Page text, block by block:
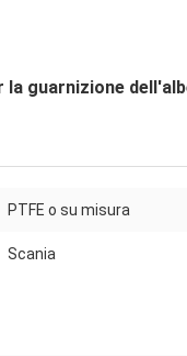
la guarnizione
PTFE o su misura
Scania